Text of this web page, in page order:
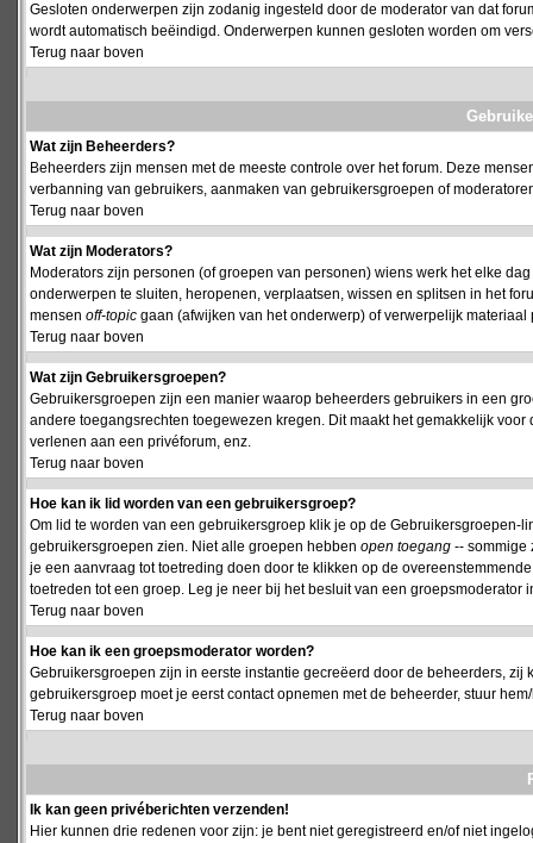
Gesloten onderwerpen zijn zodanig ingesteld door de moderator van dat
wordt automatisch beëindigd. Onderwerpen kunnen gesloten worden om
Terug naar boven
Wat zijn Beheerders?
Beheerders zijn mensen met de meeste controle over het forum. Deze
verbanning van gebruikers, aanmaken van gebruikersgroepen of
Terug naar boven
Wat zijn Moderators?
Moderators zijn personen (of groepen van personen) wiens werk het elke
onderwerpen te sluiten, heropenen, verplaatsen, wissen en splitsen in het
mensen off-topic gaan (afwijken van het onderwerp) of verwerpelijk materiaal
Terug naar boven
Wat zijn Gebruikersgroepen?
Gebruikersgroepen zijn een manier waarop beheerders gebruikers in een
andere toegangsrechten toegewezen kregen. Dit maakt het gemakkelijk
verlenen aan een privéforum, enz.
Terug naar boven
Hoe kan ik lid worden van een gebruikersgroep?
Om lid te worden van een gebruikersgroep klik je op de
gebruikersgroepen zien. Niet alle groepen hebben open toegang -- sommige
je een aanvraag tot toetreding doen door te klikken op de
toetreden tot een groep. Leg je neer bij het besluit van een
Terug naar boven
Hoe kan ik een groepsmoderator worden?
Gebruikersgroepen zijn in eerste instantie gecreëerd door de beheerders,
gebruikersgroep moet je eerst contact opnemen met de beheerder, stuur
Terug naar boven
Ik kan geen privéberichten verzenden!
Hier kunnen drie redenen voor zijn: je bent niet geregistreerd en/of niet